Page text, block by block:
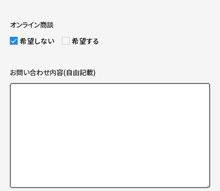
オンライン商談
希望しない
希望する
お問い合わせ内容(自由記載)